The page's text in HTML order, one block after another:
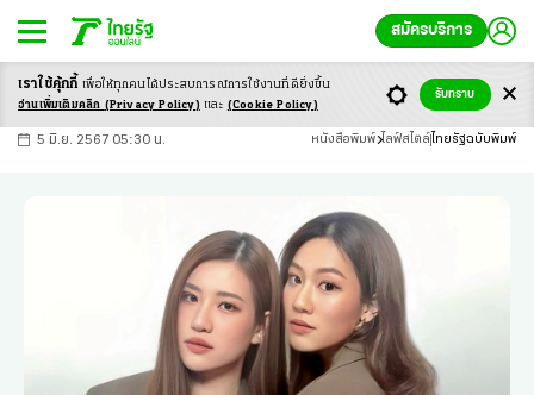
สมัครบริการ
-ก ก ก+
5 มิ.ย. 2567 05:30 น. หนังสือพิมพ์ ไลฟ์สไตล์ ไทยรัฐฉบับพิมพ์
เราใช้คุ้กกี้ เพื่อให้ทุกคนได้ประสบการณ์การใช้งานที่ดียิ่งขึ้น
อ่านเพิ่มเติมคลิก (Privacy Policy) และ (Cookie Policy)
รับทราบ